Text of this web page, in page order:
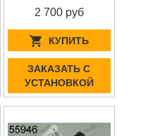
2 700 руб
КУПИТЬ
ЗАКАЗАТЬ С
УСТАНОВКОЙ